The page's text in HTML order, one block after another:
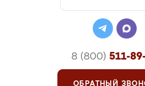
8 (800) 511-
ОБРАТНЫЙ